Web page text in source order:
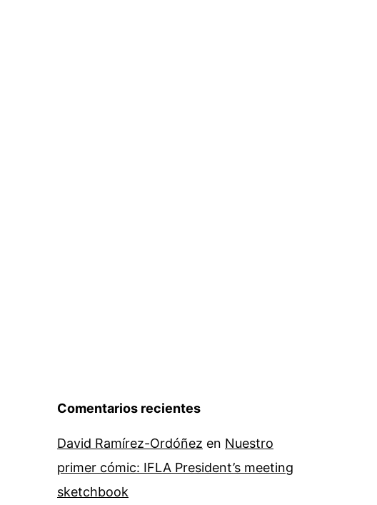
Comentarios recientes
David Ramírez-Ordóñez en Nuestro
primer cómic: IFLA President’s meeting
sketchbook